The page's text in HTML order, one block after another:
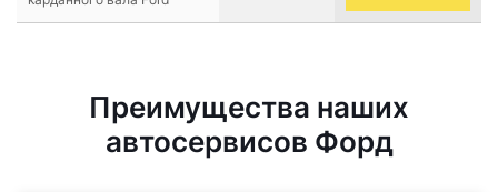
Преимущества наших
автосервисов Форд